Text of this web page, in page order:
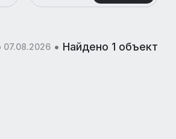
07.08.2026 • Найдено 1 объект